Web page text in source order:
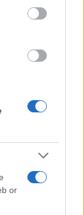
including but
may click to
tags to
or
vederci
alcuni ministri